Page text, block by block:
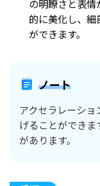
の明瞭さと表
的に美化し、
ができます。
ノート
アクセラレーシ
げることができ
があります。